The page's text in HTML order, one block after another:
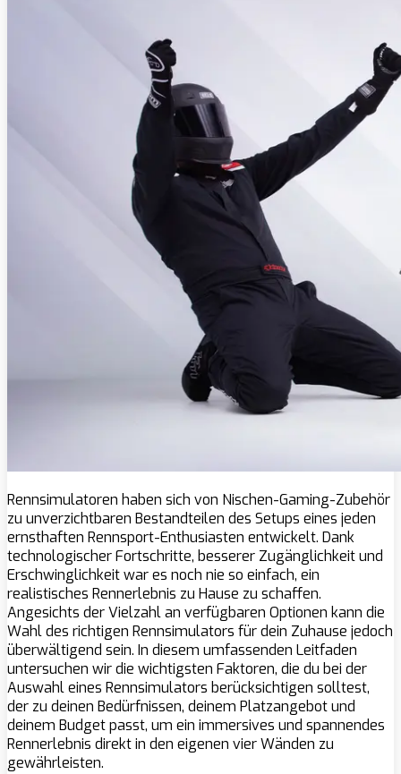
Rennsimulatoren haben sich von Nischen-Gaming-Zubehör
zu unverzichtbaren Bestandteilen des Setups eines jeden
ernsthaften Rennsport-Enthusiasten entwickelt. Dank
technologischer Fortschritte, besserer Zugänglichkeit und
Erschwinglichkeit war es noch nie so einfach, ein
realistisches Rennerlebnis zu Hause zu schaffen.
Angesichts der Vielzahl an verfügbaren Optionen kann die
Wahl des richtigen Rennsimulators für dein Zuhause jedoch
überwältigend sein. In diesem umfassenden Leitfaden
untersuchen wir die wichtigsten Faktoren, die du bei der
Auswahl eines Rennsimulators berücksichtigen solltest,
der zu deinen Bedürfnissen, deinem Platzangebot und
deinem Budget passt, um ein immersives und spannendes
Rennerlebnis direkt in den eigenen vier Wänden zu
gewährleisten.